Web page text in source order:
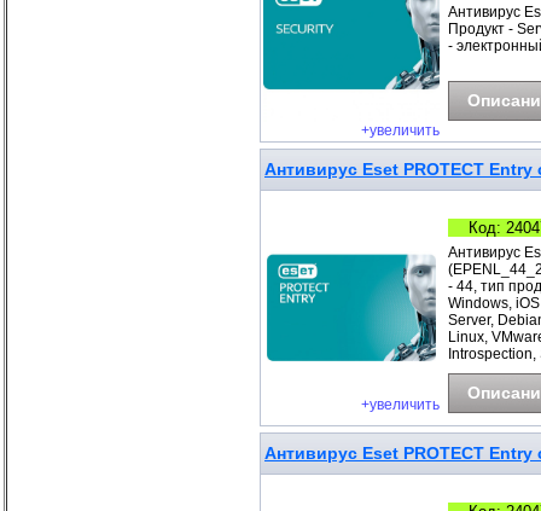
+увеличить
Антивирус
Продукт -
-
Антивирус Eset PROTECT
+увеличить
Код:
Антивирус
- 44, тип
Windows,
Server,
Linux,
Антивирус Eset PROTECT